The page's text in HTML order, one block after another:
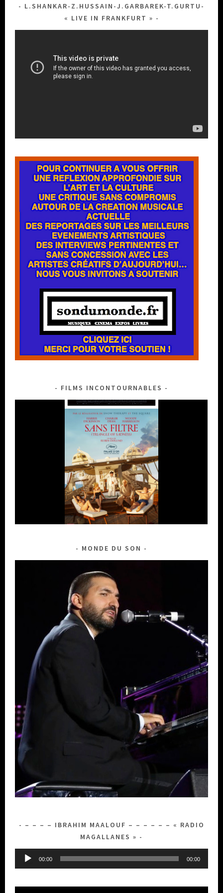
L.SHANKAR-Z.HUSSAIN-J.GARBAREK-T.GURTU-
« LIVE IN FRANKFURT »
FILMS INCONTOURNABLES
MONDE DU SON
– – – – IBRAHIM MAALOUF – – – – – – « RADIO
MAGALLANES »
Lecteur
00:00 00:00